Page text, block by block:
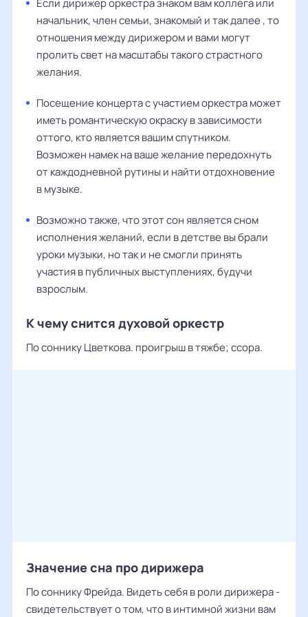
Если дирижер оркестра знаком вам коллега или
начальник, член семьи, знакомый и так далее , то
отношения между дирижером и вами могут
пролить свет на масштабы такого страстного
желания.
Посещение концерта с участием оркестра может
иметь романтическую окраску в зависимости
оттого, кто является вашим спутником.
Возможен намек на ваше желание передохнуть
от каждодневной рутины и найти отдохновение
в музыке.
Возможно также, что этот сон является сном
исполнения желаний, если в детстве вы брали
уроки музыки, но так и не смогли принять
участия в публичных выступлениях, будучи
взрослым.
К чему снится духовой оркестр
По соннику Цветкова. проигрыш в тяжбе; ссора.
Значение сна про дирижера
По соннику Фрейда. Видеть себя в роли дирижера -
свидетельствует о том, что в интимной жизни вам